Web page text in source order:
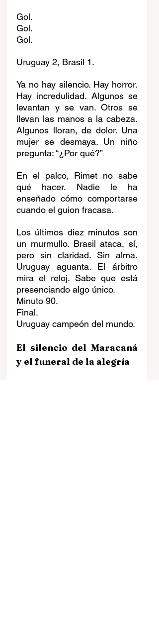
Gol.
Gol.
Gol.
Uruguay 2, Brasil 1.
Ya no hay silencio. Hay horror.
Hay incredulidad. Algunos se
levantan y se van. Otros se
llevan las manos a la cabeza.
Algunos lloran, de dolor. Una
mujer se desmaya. Un niño
pregunta: “¿Por qué?”
En el palco, Rimet no sabe
qué hacer. Nadie le ha
enseñado cómo comportarse
cuando el guion fracasa.
Los últimos diez minutos son
un murmullo. Brasil ataca, sí,
pero sin claridad. Sin alma.
Uruguay aguanta. El árbitro
mira el reloj. Sabe que está
presenciando algo único.
Minuto 90.
Final.
Uruguay campeón del mundo.
El silencio del Maracaná
y el funeral de la alegría